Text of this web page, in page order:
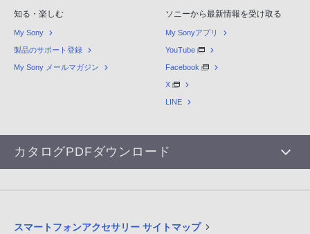
知る・楽しむ
My Sony
製品のサポート登録
My Sony メールマガジン
ソニーから最新情報を受け取る
My Sonyアプリ
YouTube
Facebook
X
LINE
カタログPDFダウンロード
スマートフォンアクセサリー サイトマップ